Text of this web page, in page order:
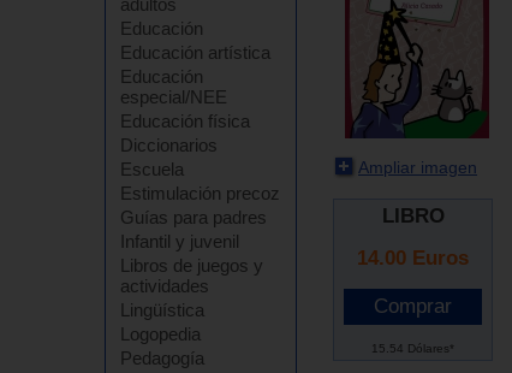
adultos
Educación
Educación artística
Educación
especial/NEE
Educación física
Diccionarios
Escuela
Estimulación precoz
Guías para padres
Infantil y juvenil
Libros de juegos y
actividades
Lingüística
Logopedia
Pedagogía
Ampliar imagen
LIBRO
14.00 Euros
15.54 Dólares*